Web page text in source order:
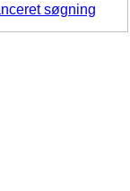
søgning